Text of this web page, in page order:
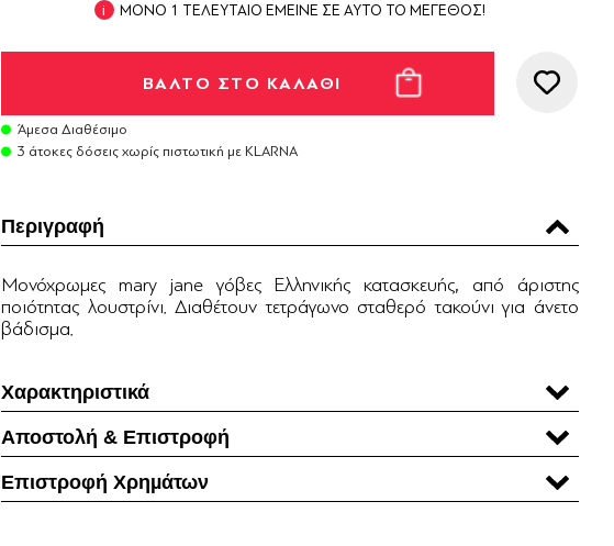
ΜΟΝΟ 1 ΤΕΛΕΥΤΑΙΟ ΕΜΕΙΝΕ ΣΕ ΑΥΤΟ ΤΟ ΜΕΓΕΘΟΣ!
Άμεσα Διαθέσιμο
3 άτοκες δόσεις χωρίς πιστωτική με KLARNA
Περιγραφή
Μονόχρωμες mary jane γόβες Ελληνικής κατασκευής, από άριστης
ποιότητας λουστρίνι. Διαθέτουν τετράγωνο σταθερό τακούνι για άνετο
βάδισμα.
Χαρακτηριστικά
Αποστολή & Επιστροφή
Επιστροφή Χρηµάτων